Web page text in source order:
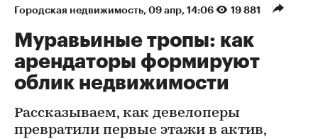
Городская недвижимость 09 апр, 14:06 19 881
Муравьиные тропы: как
арендаторы формируют
облик недвижимости
Рассказываем, как девелоперы
превратили первые этажи в актив,